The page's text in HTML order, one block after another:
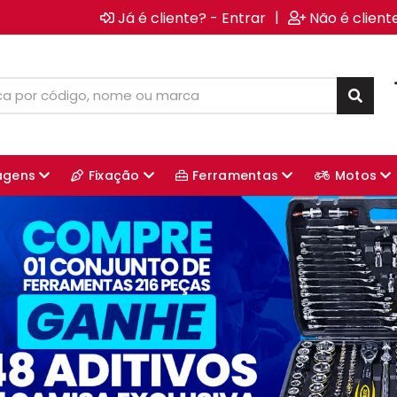
Já é cliente? - Entrar | Não é
Fixação Ferramentas Motos